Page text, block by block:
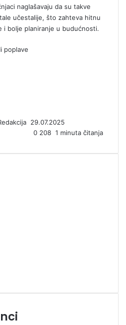
naglašavaju da su takve
učestalije, što zahteva hitnu
i bolje planiranje u budućnosti.
poplave
e
m
i
29.07.2025
0 208 1 minuta čitanja